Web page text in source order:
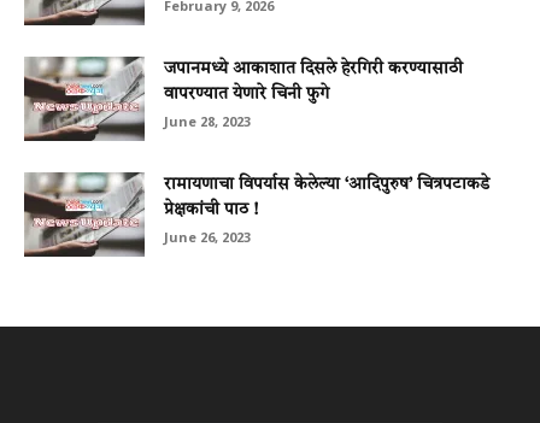
February 9, 2026
जपानमध्ये आकाशात दिसले हेरगिरी करण्यासाठी
वापरण्यात येणारे चिनी फुगे
June 28, 2023
रामायणाचा विपर्यास केलेल्‍या ‘आदिपुरुष’ चित्रपटाकडे
प्रेक्षकांची पाठ !
June 26, 2023